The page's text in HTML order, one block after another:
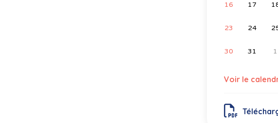
16 17
23 24
30 31 1
Voir le